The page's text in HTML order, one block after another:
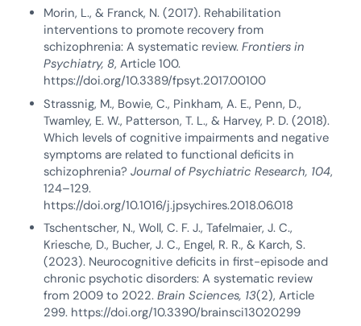
Morin, L., & Franck, N. (2017). Rehabilitation
interventions to promote recovery from
schizophrenia: A systematic review.Frontiers in
Psychiatry, 8, Article 100.
https://doi.org/10.3389/fpsyt.2017.00100
Strassnig, M., Bowie, C., Pinkham, A. E., Penn, D.,
Twamley, E. W., Patterson, T. L., & Harvey, P. D. (2018).
Which levels of cognitive impairments and negative
symptoms are related to functional deficits in
schizophrenia?Journal of Psychiatric Research, 104,
124–129.
https://doi.org/10.1016/j.jpsychires.2018.06.018
Tschentscher, N., Woll, C. F. J., Tafelmaier, J. C.,
Kriesche, D., Bucher, J. C., Engel, R. R., & Karch, S.
(2023). Neurocognitive deficits in first-episode and
chronic psychotic disorders: A systematic review
from 2009 to 2022.Brain Sciences, 13(2), Article
299. https://doi.org/10.3390/brainsci13020299